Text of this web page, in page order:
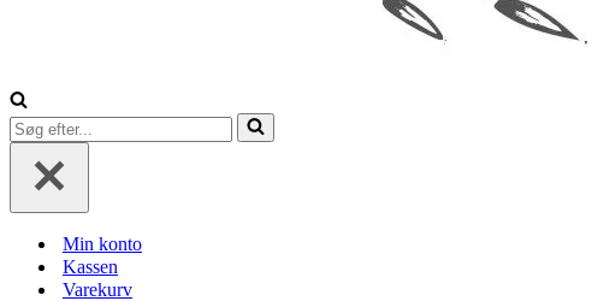
Søg
efter...
Min konto
Kassen
Varekurv